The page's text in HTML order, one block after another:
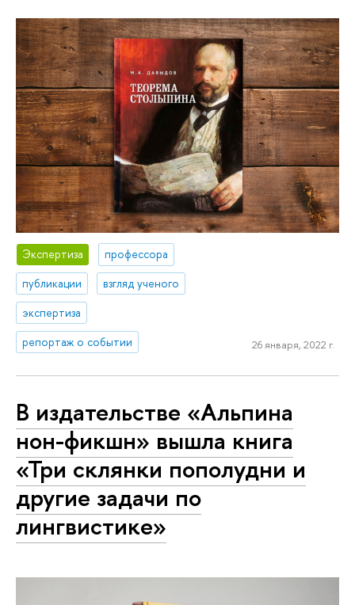
Экспертиза
профессора
публикации
взгляд ученого
экспертиза
репортаж о событии
26 января, 2022 г.
В издательстве «Альпина
нон-фикшн» вышла книга
«Три склянки пополудни и
другие задачи по
лингвистике»